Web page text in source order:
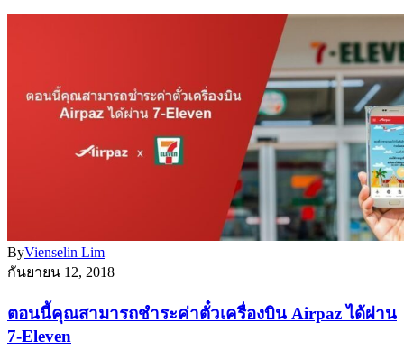
ByVienselin Lim
กันยายน 12, 2018
ตอนนี้คุณสามารถชำระค่าตั๋วเครื่องบิน Airpaz ได้ผ่าน
7-Eleven